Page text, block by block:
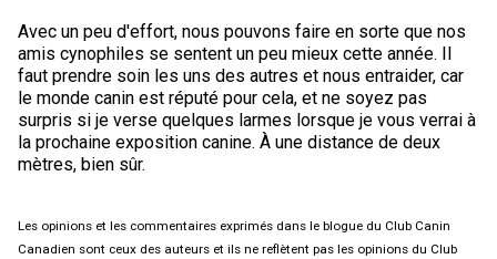
Avec un peu d'effort, nous pouvons faire en sorte que nos
amis cynophiles se sentent un peu mieux cette année. Il
faut prendre soin les uns des autres et nous entraider, car
le monde canin est réputé pour cela, et ne soyez pas
surpris si je verse quelques larmes lorsque je vous verrai à
la prochaine exposition canine. À une distance de deux
mètres, bien sûr.
Les opinions et les commentaires exprimés dans le blogue du Club Canin
Canadien sont ceux des auteurs et ils ne reflètent pas les opinions du Club